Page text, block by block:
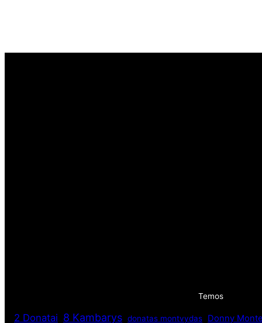
Temos
2 Donatai 8 Kambarys donatas montvydas Donny